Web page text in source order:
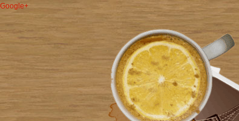
Google+